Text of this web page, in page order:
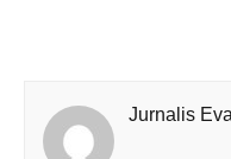
Jurnalis Eva